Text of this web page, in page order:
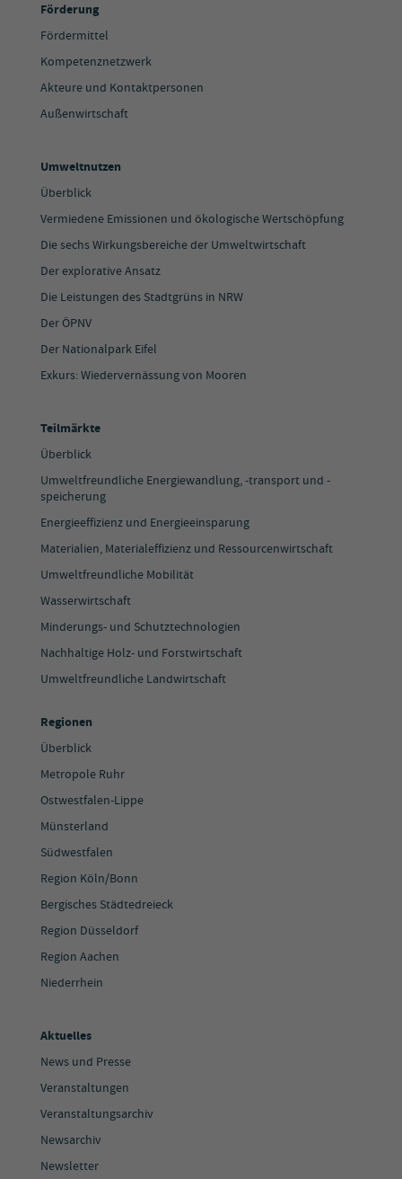
Förderung
Fördermittel
Kompetenznetzwerk
Akteure und Kontaktpersonen
Außenwirtschaft
Umweltnutzen
Überblick
Vermiedene Emissionen und ökologische Wertschöpfung
Die sechs Wirkungsbereiche der Umweltwirtschaft
Der explorative Ansatz
Die Leistungen des Stadtgrüns in NRW
Der ÖPNV
Der Nationalpark Eifel
Exkurs: Wiedervernässung von Mooren
Teilmärkte
Überblick
Umweltfreundliche Energiewandlung, -transport und -
speicherung
Energieeffizienz und Energieeinsparung
Materialien, Materialeffizienz und Ressourcenwirtschaft
Umweltfreundliche Mobilität
Wasserwirtschaft
Minderungs- und Schutztechnologien
Nachhaltige Holz- und Forstwirtschaft
Umweltfreundliche Landwirtschaft
Regionen
Überblick
Metropole Ruhr
Ostwestfalen-Lippe
Münsterland
Südwestfalen
Region Köln/Bonn
Bergisches Städtedreieck
Region Düsseldorf
Region Aachen
Niederrhein
Aktuelles
News und Presse
Veranstaltungen
Veranstaltungsarchiv
Newsarchiv
Newsletter